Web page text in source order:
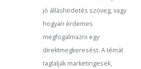
jó álláshirdetés szöveg, vagy
hogyan érdemes
megfogalmazni egy
direktmegkeresést. A témát
taglalják marketingesek,